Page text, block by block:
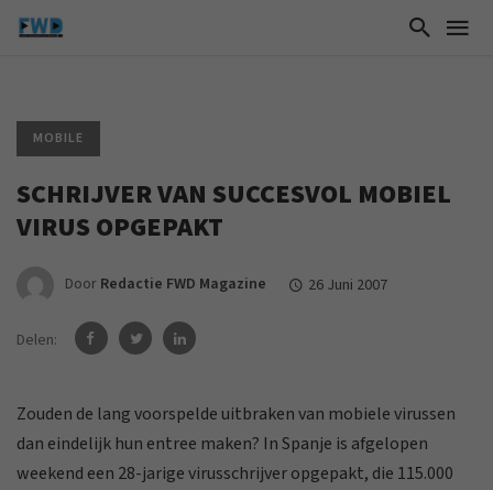
MOBILE
SCHRIJVER VAN SUCCESVOL MOBIEL
VIRUS OPGEPAKT
Door Redactie FWD Magazine 26 Juni 2007
Delen:
Zouden de lang voorspelde uitbraken van mobiele virussen
dan eindelijk hun entree maken? In Spanje is afgelopen
weekend een 28-jarige virusschrijver opgepakt, die 115.000